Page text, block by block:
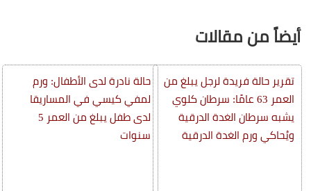
أيضاً من مقالات
تقرير حالة فريدة لرجل يبلغ من
العمر 63 عامًا: سرطان كلوي
يشبه سرطان الغدة الدرقية
ويُحاكي ورم الغدة الدرقية
حالة نادرة لدى الأطفال: ورم
لمفي كيسي في المساريقا
لدى طفل يبلغ من العمر 5
سنوات